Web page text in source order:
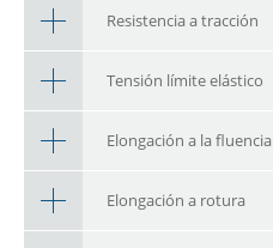
Resistencia a tracción
Tensión límite elástico
Elongación a la fluencia
Elongación a rotura